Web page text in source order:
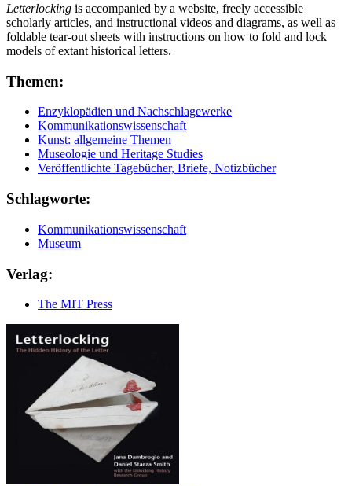
Letterlocking is accompanied by a website, freely accessible
scholarly articles, and instructional videos and diagrams, as well as
foldable tear-out sheets with instructions on how to fold and lock
models of extant historical letters.
Themen:
Enzyklopädien und Nachschlagewerke
Kommunikationswissenschaft
Kunst: allgemeine Themen
Museologie und Heritage Studies
Veröffentlichte Tagebücher, Briefe, Notizbücher
Schlagworte:
Kommunikationswissenschaft
Museum
Verlag:
The MIT Press